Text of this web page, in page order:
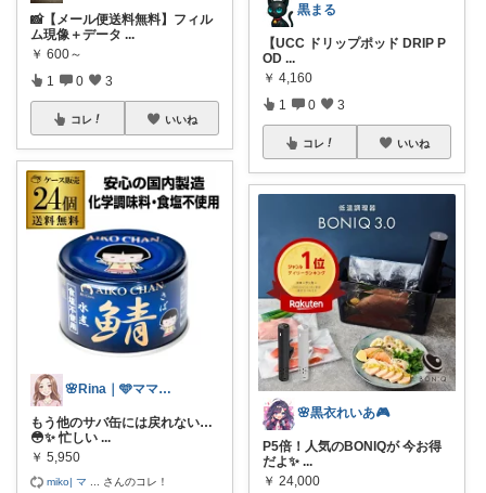
📸【メール便送料無料】フィル
ム現像＋データ ...
￥ 600～
1 0 3
コレ いいね
🌸Rina｜🩵ママ必見アイテム🩵
もう他のサバ缶には戻れない…
😳✨ 忙しい ...
￥ 5,950
miko| マ さんのコレ！
黒まる
【UCC ドリップポッド DRIP P
OD ...
￥ 4,160
1 0 3
コレ いいね
🌸黒衣れいあ🎮
P5倍！人気のBONIQが 今お得
だよ✨ ...
￥ 24,000